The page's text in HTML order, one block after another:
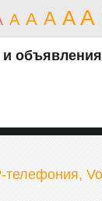
A A A A A
телефония,